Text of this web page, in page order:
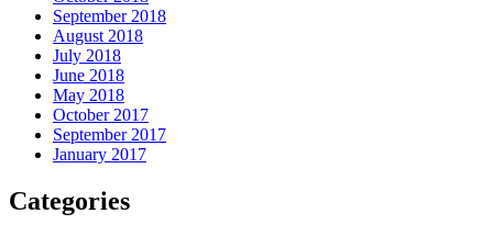
September 2018
August 2018
July 2018
June 2018
May 2018
October 2017
September 2017
January 2017
Categories